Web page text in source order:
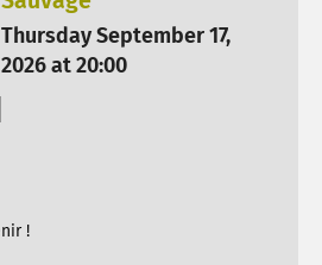
Thursday September 17,
2026 at 20:00
!